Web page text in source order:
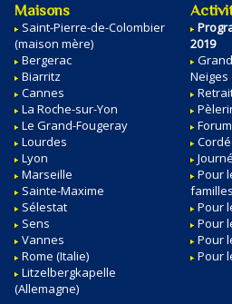
Maisons
Saint-Pierre-de-Colombier
(maison mère)
Bergerac
Biarritz
Cannes
La Roche-sur-Yon
Le Grand-Fougeray
Lourdes
Lyon
Marseille
Sainte-Maxime
Sélestat
Sens
Vannes
Rome (Italie)
Litzelbergkapelle
(Allemagne)
2019
Neiges
Pour
Pour
Pour
Pour
Pour